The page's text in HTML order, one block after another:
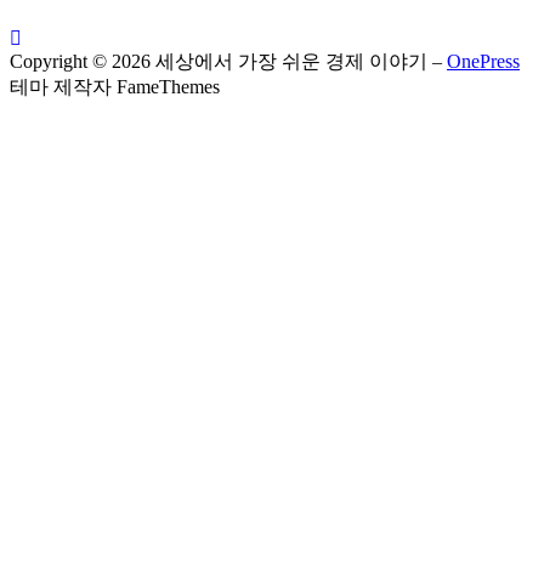
Copyright © 2026 세상에서 가장 쉬운 경제 이야기 – OnePress
테마 제작자 FameThemes